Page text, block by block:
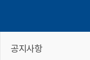
공지사항